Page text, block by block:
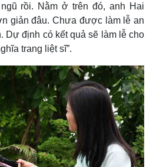
rồi. Nằm ở trên đó, anh Hai
giản đâu. Chưa được làm lễ an
Dự định có kết quả sẽ làm lễ cho
trang liệt sĩ”.